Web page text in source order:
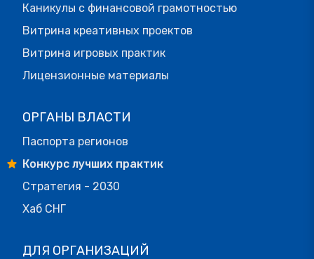
Каникулы с финансовой грамотностью
Витрина креативных проектов
Витрина игровых практик
Лицензионные материалы
ОРГАНЫ ВЛАСТИ
Паспорта регионов
Конкурс лучших практик
Стратегия - 2030
Хаб СНГ
ДЛЯ ОРГАНИЗАЦИЙ